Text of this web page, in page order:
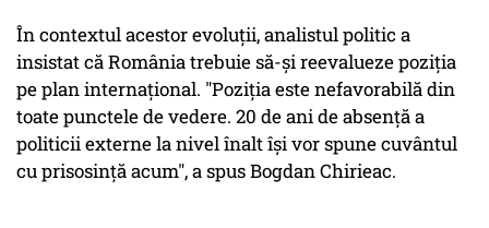
În contextul acestor evoluții, analistul politic a
insistat că România trebuie să-și reevalueze poziția
pe plan internațional. "Poziția este nefavorabilă din
toate punctele de vedere. 20 de ani de absență a
politicii externe la nivel înalt își vor spune cuvântul
cu prisosință acum", a spus Bogdan Chirieac.